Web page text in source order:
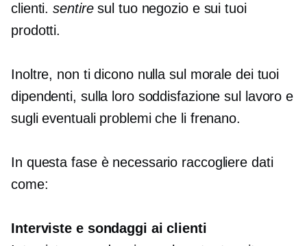
clienti.sentiresul tuo negozio e sui tuoi
prodotti.
Inoltre, non ti dicono nulla sul morale dei tuoi
dipendenti, sulla loro soddisfazione sul lavoro e
sugli eventuali problemi che li frenano.
In questa fase è necessario raccogliere dati
come:
Interviste e sondaggi ai clienti